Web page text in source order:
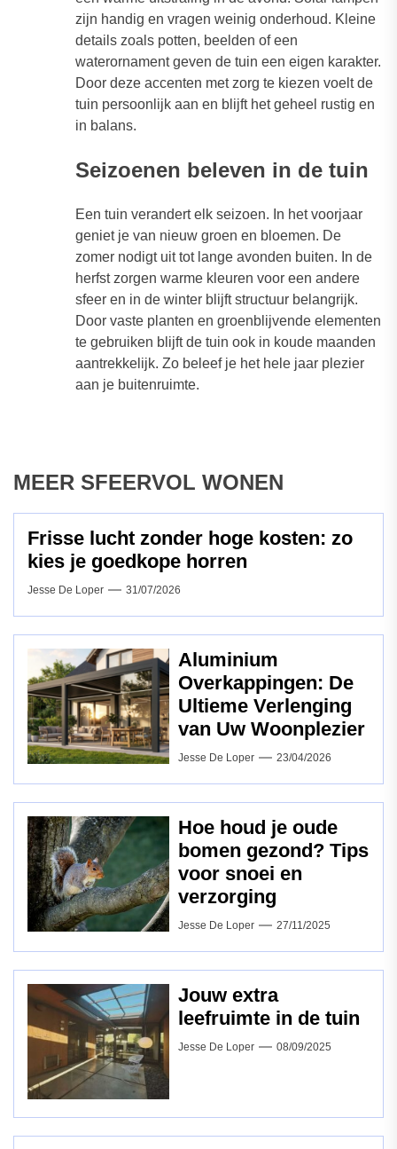
zijn handig en vragen weinig onderhoud. Kleine
details zoals potten, beelden of een
waterornament geven de tuin een eigen karakter.
Door deze accenten met zorg te kiezen voelt de
tuin persoonlijk aan en blijft het geheel rustig en
in balans.
Seizoenen beleven in de tuin
Een tuin verandert elk seizoen. In het voorjaar
geniet je van nieuw groen en bloemen. De
zomer nodigt uit tot lange avonden buiten. In de
herfst zorgen warme kleuren voor een andere
sfeer en in de winter blijft structuur belangrijk.
Door vaste planten en groenblijvende elementen
te gebruiken blijft de tuin ook in koude maanden
aantrekkelijk. Zo beleef je het hele jaar plezier
aan je buitenruimte.
MEER SFEERVOL WONEN
Frisse lucht zonder hoge kosten: zo
kies je goedkope horren
Jesse De Loper 31/07/2026
Aluminium
Overkappingen: De
Ultieme Verlenging
van Uw Woonplezier
Jesse De Loper 23/04/2026
Hoe houd je oude
bomen gezond? Tips
voor snoei en
verzorging
Jesse De Loper 27/11/2025
Jouw extra
leefruimte in de tuin
Jesse De Loper 08/09/2025